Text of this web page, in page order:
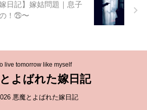
日記】嫁姑問題｜息子
！㉕〜
live tomorrow like myself
よばれた嫁日記
悪魔とよばれた嫁日記